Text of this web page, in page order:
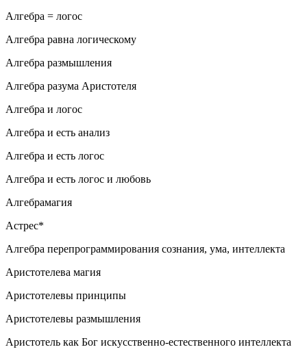
Алгебра = логос
Алгебра равна логическому
Алгебра размышления
Алгебра разума Аристотеля
Алгебра и логос
Алгебра и есть анализ
Алгебра и есть логос
Алгебра и есть логос и любовь
Алгебрамагия
Астрес*
Алгебра перепрограммирования сознания, ума, интеллекта
Аристотелева магия
Аристотелевы принципы
Аристотелевы размышления
Аристотель как Бог искусственно-естественного интеллекта